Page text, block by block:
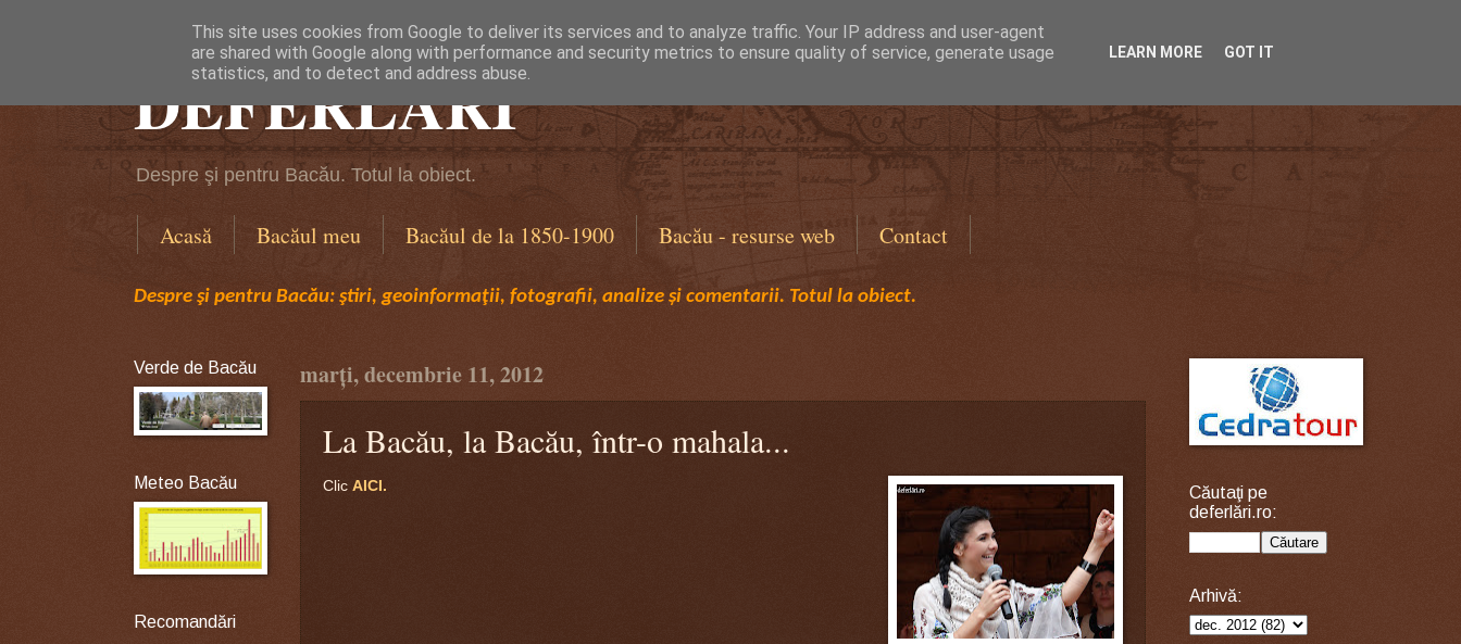
DEFERLĂRI
Despre şi pentru Bacău. Totul la obiect.
Acasă Bacăul meu Bacăul de la 1850-1900 Bacău - resurse web Contact
Despre şi pentru Bacău: ştiri, geoinformaţii, fotografii, analize și comentarii. Totul la obiect.
marți, decembrie 11, 2012
La Bacău, la Bacău, într-o mahala...
Clic AICI.
Verde de Bacău
Meteo Bacău
Recomandări
Căutaţi pe
deferlări.ro:
Arhivă:
This site uses cookies from Google to deliver its services and to analyze traffic. Your IP address and user-agent
are shared with Google along with performance and security metrics to ensure quality of service, generate usage
statistics, and to detect and address abuse.
LEARN MORE GOT IT